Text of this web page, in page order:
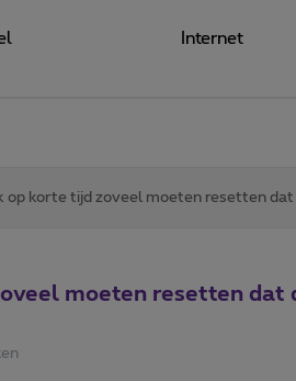
Internet
op korte tijd zoveel moeten resetten
moeten resetten dat